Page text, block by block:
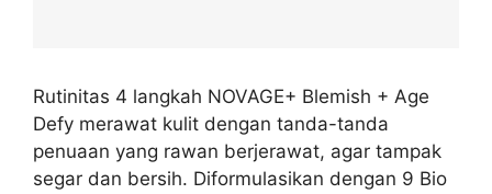
Rutinitas 4 langkah NOVAGE+ Blemish + Age
Defy merawat kulit dengan tanda-tanda
penuaan yang rawan berjerawat, agar tampak
segar dan bersih. Diformulasikan dengan 9 Bio